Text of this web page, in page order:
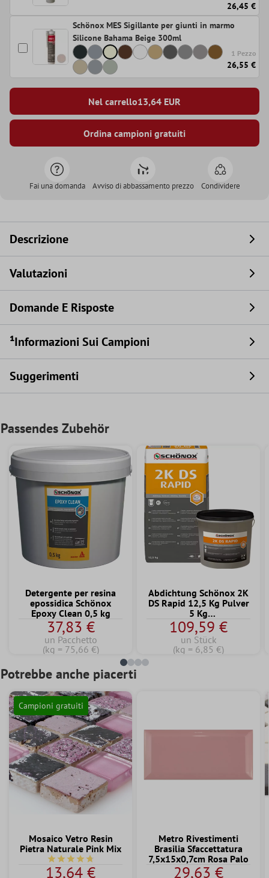
26,45 €
Schönox MES Sigillante per giunti in marmo
Silicone Bahama Beige 300ml
1 Pezzo
26,55 €
Nel carrello13,64 EUR
Ordina campioni gratuiti
Fai una domanda Avviso di abbassamento prezzo Condividere
Descrizione
Valutazioni
Domande E Risposte
¹Informazioni Sui Campioni
Suggerimenti
Passendes Zubehör
Detergente per resina
epossidica Schönox
Epoxy Clean 0,5 kg
37,83 €
un Pacchetto
(kg = 75,66 €)
Abdichtung Schönox 2K
DS Rapid 12,5 Kg Pulver
5 Kg
Dispersionskomponente
109,59 €
un Stück
(kg = 6,85 €)
Potrebbe anche piacerti
Campioni gratuiti
Mosaico Vetro Resin
Pietra Naturale Pink Mix
Valutazione media di 4.7 su 5 stelle
13,64 €
Metro Rivestimenti
Brasilia Sfaccettatura
7,5x15x0,7cm Rosa Palo
29,63 €